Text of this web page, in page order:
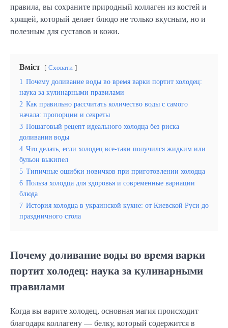
правила, вы сохраните природный коллаген из костей и
хрящей, который делает блюдо не только вкусным, но и
полезным для суставов и кожи.
Вміст Сховати
1 Почему доливание воды во время варки портит холодец:
наука за кулинарными правилами
2 Как правильно рассчитать количество воды с самого
начала: пропорции и секреты
3 Пошаговый рецепт идеального холодца без риска
доливания воды
4 Что делать, если холодец все-таки получился жидким или
бульон выкипел
5 Типичные ошибки новичков при приготовлении холодца
6 Польза холодца для здоровья и современные вариации
блюда
7 История холодца в украинской кухне: от Киевской Руси до
праздничного стола
Почему доливание воды во время варки
портит холодец: наука за кулинарными
правилами
Когда вы варите холодец, основная магия происходит
благодаря коллагену — белку, который содержится в